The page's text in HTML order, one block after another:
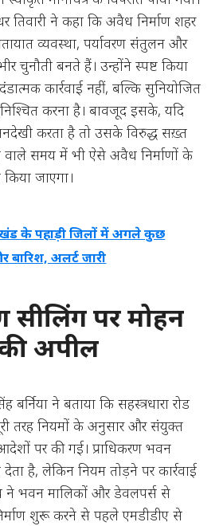
तिवारी ने कहा कि अवैध निर्माण शहर
व्यवस्था, पर्यावरण संतुलन और
चुनौती बनते हैं। उन्होंने स्पष्ट किया
कार्रवाई नहीं, बल्कि सुनियोजित
करना है। बावजूद इसके, यदि
करता है तो उसके विरुद्ध सख़्त
वाले समय में भी ऐसे अवैध निर्माणों के
जाएगा।
के पहाड़ी जिलों में अगले कुछ
बारिश, अलर्ट जारी
सीलिंग पर मोहन
की अपील
ने बताया कि सहस्त्रधारा रोड
तरह नियमों के अनुसार और संयुक्त
पर की गई। प्राधिकरण भवन
है, लेकिन नियम तोड़ने पर कार्रवाई
ने भवन मालिकों और डेवलपर्स से
शुरू करने से पहले एमडीडीए से